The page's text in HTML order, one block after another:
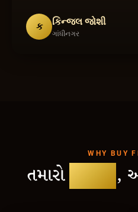
ક કિન્જલ જોશી
ગાંધીનગર
WHY BUY
તમારો ,